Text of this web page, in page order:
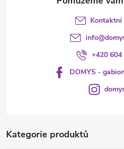
Kategorie produktů
info@
+420
DOMYS -